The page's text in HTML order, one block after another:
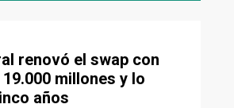
renovó el swap con
millones y lo
años